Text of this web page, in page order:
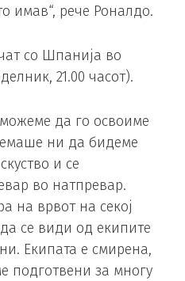
имав“, рече Роналдо.
со Шпанија во
21.00 часот).
да го освоиме
ни да бидеме
и се
во натпревар.
на врвот на секој
се види од екипите
Екипата е смирена,
подготвени за многу